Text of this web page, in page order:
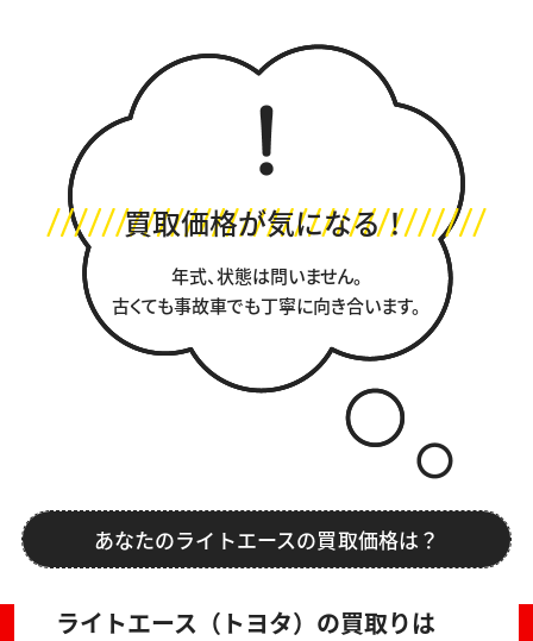
買取価格が気になる！
年式、状態は問いません。
古くても事故車でも丁寧に向き合います。
あなたのライトエースの買取価格は？
ライトエース（トヨタ）の買取りは